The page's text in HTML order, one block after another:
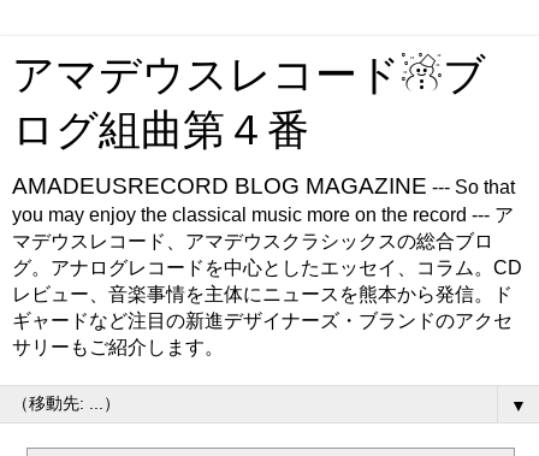
アマデウスレコード☃ブ
ログ組曲第４番
AMADEUSRECORD BLOG MAGAZINE --- So that
you may enjoy the classical music more on the record --- ア
マデウスレコード、アマデウスクラシックスの総合ブロ
グ。アナログレコードを中心としたエッセイ、コラム。CD
レビュー、音楽事情を主体にニュースを熊本から発信。ド
ギャードなど注目の新進デザイナーズ・ブランドのアクセ
サリーもご紹介します。
▼